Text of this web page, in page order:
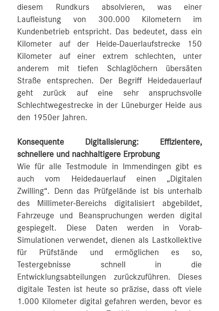
diesem Rundkurs absolvieren, was einer
Laufleistung von 300.000 Kilometern im
Kundenbetrieb entspricht. Das bedeutet, dass ein
Kilometer auf der Heide-Dauerlaufstrecke 150
Kilometer auf einer extrem schlechten, unter
anderem mit tiefen Schlaglöchern übersäten
Straße entsprechen. Der Begriff Heidedauerlauf
geht zurück auf eine sehr anspruchsvolle
Schlechtwegestrecke in der Lüneburger Heide aus
den 1950er Jahren.
Konsequente Digitalisierung: Effizientere,
schnellere und nachhaltigere Erprobung
Wie für alle Testmodule in Immendingen gibt es
auch vom Heidedauerlauf einen „Digitalen
Zwilling“. Denn das Prüfgelände ist bis unterhalb
des Millimeter-Bereichs digitalisiert abgebildet,
Fahrzeuge und Beanspruchungen werden digital
gespiegelt. Diese Daten werden in Vorab-
Simulationen verwendet, dienen als Lastkollektive
für Prüfstände und ermöglichen es so,
Testergebnisse schnell in die
Entwicklungsabteilungen zurückzuführen. Dieses
digitale Testen ist heute so präzise, dass oft viele
1.000 Kilometer digital gefahren werden, bevor es